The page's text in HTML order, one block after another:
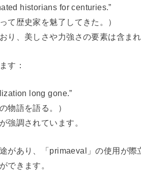
historians for centuries.”
て歴史家を魅了してきた。）
り、美しさや力強さの要素は含まれ
す：
long gone.”
物語を語る。）
強調されています。
があり、「primaeval」の使用が際
できます。